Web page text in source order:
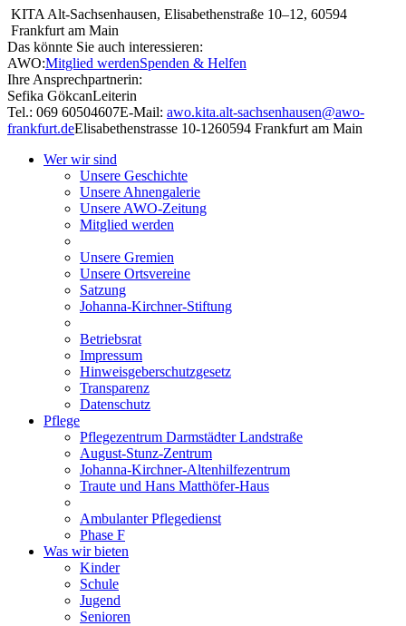
KITA Alt-Sachsenhausen, Elisabethenstraße 10–12, 60594
Frankfurt am Main
Das könnte Sie auch interessieren:
AWO:Mitglied werdenSpenden & Helfen
Ihre Ansprechpartnerin:
Sefika GökcanLeiterin
Tel.: 069 60504607E-Mail: awo.kita.alt-sachsenhausen@awo-
frankfurt.deElisabethenstrasse 10-1260594 Frankfurt am Main
Wer wir sind
Unsere Geschichte
Unsere Ahnengalerie
Unsere AWO-Zeitung
Mitglied werden
Unsere Gremien
Unsere Ortsvereine
Satzung
Johanna-Kirchner-Stiftung
Betriebsrat
Impressum
Hinweisgeberschutzgesetz
Transparenz
Datenschutz
Pflege
Pflegezentrum Darmstädter Landstraße
August-Stunz-Zentrum
Johanna-Kirchner-Altenhilfezentrum
Traute und Hans Matthöfer-Haus
Ambulanter Pflegedienst
Phase F
Was wir bieten
Kinder
Schule
Jugend
Senioren